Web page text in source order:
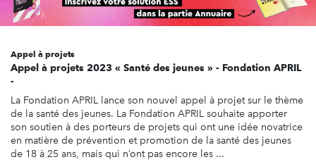
Appel à projets
Appel à projets 2023 « Santé des jeunes » - Fondation APRIL
-
La Fondation APRIL lance son nouvel appel à projet sur le thème
de la santé des jeunes. La Fondation APRIL souhaite apporter
son soutien à des porteurs de projets qui ont une idée novatrice
en matière de prévention et promotion de la santé des jeunes
de 18 à 25 ans, mais qui n’ont pas encore les ...